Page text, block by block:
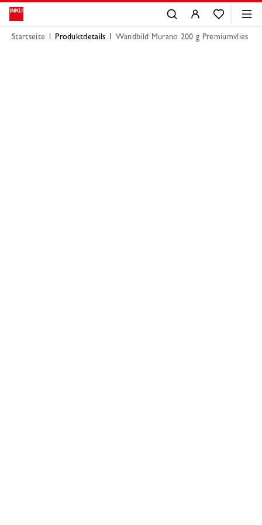
Startseite Produktdetails Wandbild Murano 200 g Premiumvlies